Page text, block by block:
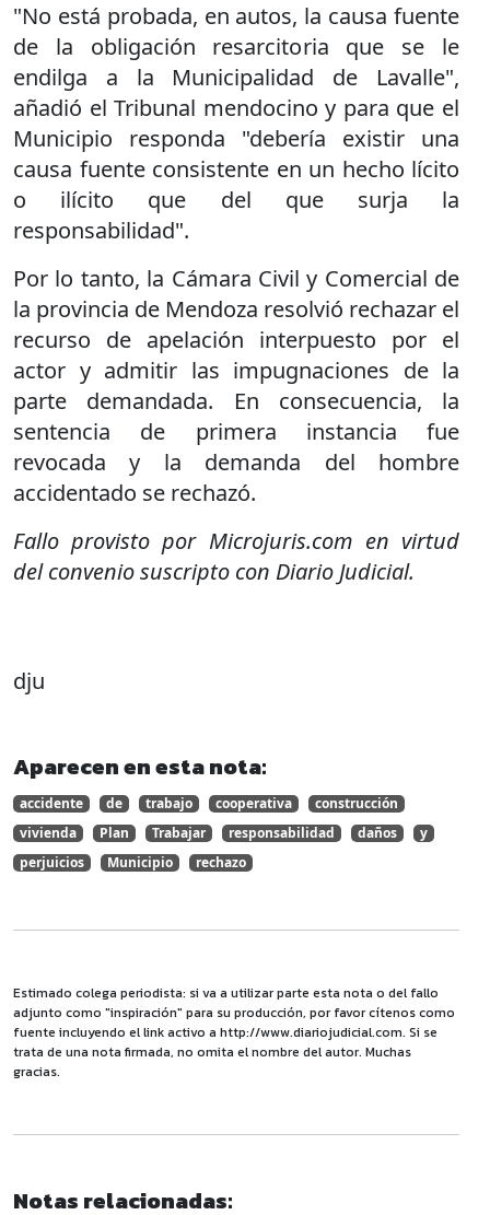
"No está probada, en autos, la causa fuente
de la obligación resarcitoria que se le
endilga a la Municipalidad de Lavalle",
añadió el Tribunal mendocino y para que el
Municipio responda "debería existir una
causa fuente consistente en un hecho lícito
o ilícito que del que surja la
responsabilidad".
Por lo tanto, la Cámara Civil y Comercial de
la provincia de Mendoza resolvió rechazar el
recurso de apelación interpuesto por el
actor y admitir las impugnaciones de la
parte demandada. En consecuencia, la
sentencia de primera instancia fue
revocada y la demanda del hombre
accidentado se rechazó.
Fallo provisto por Microjuris.com en virtud
del convenio suscripto con Diario Judicial.
dju
Aparecen en esta nota:
accidente de trabajo cooperativa
construcción
vivienda
Plan Trabajar responsabilidad daños
y
perjuicios
Municipio rechazo
Estimado colega periodista: si va a utilizar parte esta nota o del fallo
adjunto como "inspiración" para su producción, por favor cítenos como
fuente incluyendo el link activo a http://www.diariojudicial.com. Si se
trata de una nota firmada, no omita el nombre del autor. Muchas
gracias.
Notas relacionadas: